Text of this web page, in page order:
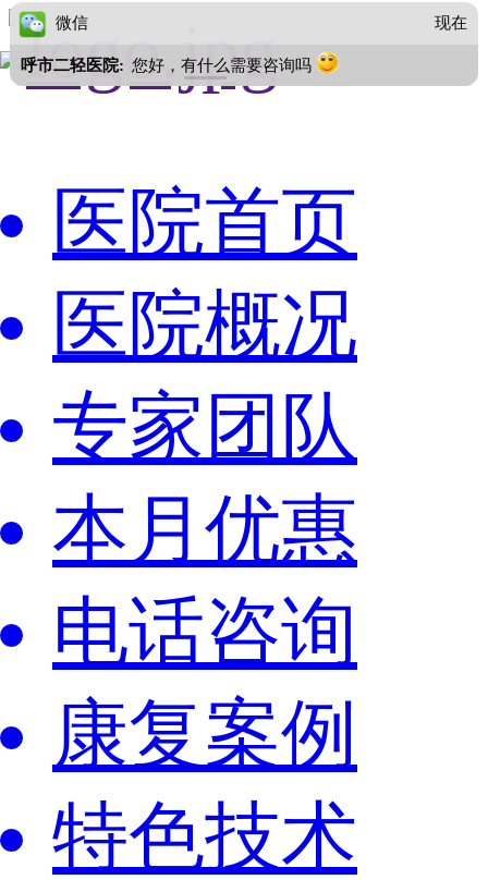
医院首页
医院概况
专家团队
本月优惠
电话咨询
康复案例
特色技术
微信 现在
呼市二轻医院: 您好，有什么需要咨询吗